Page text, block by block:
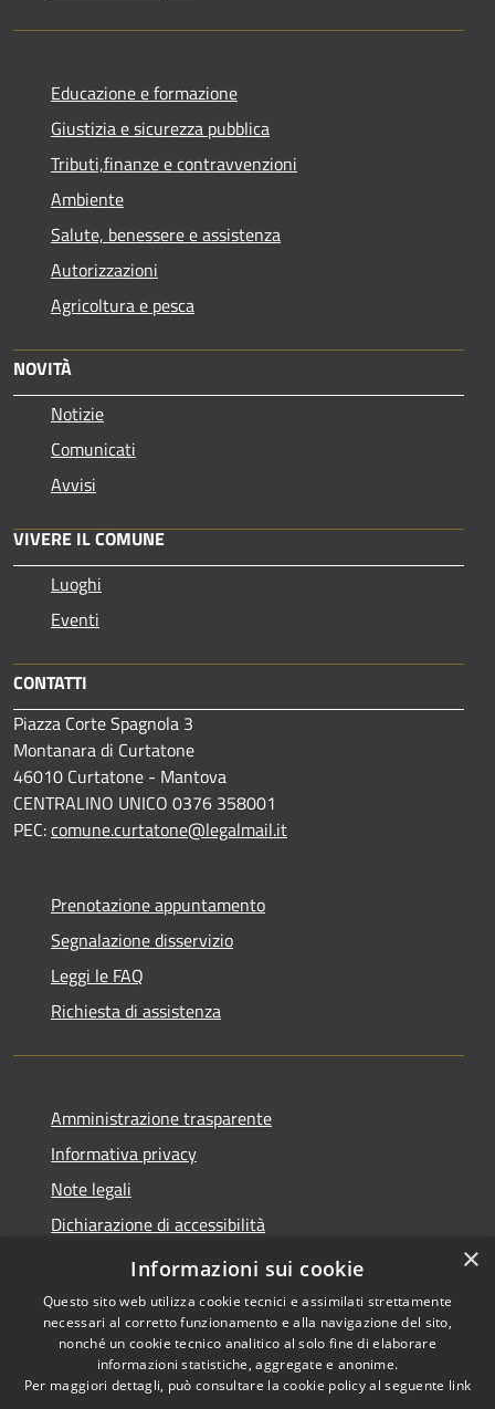
Educazione e formazione
Giustizia e sicurezza pubblica
Tributi,finanze e contravvenzioni
Ambiente
Salute, benessere e assistenza
Autorizzazioni
Agricoltura e pesca
NOVITÀ
Notizie
Comunicati
Avvisi
VIVERE IL COMUNE
Luoghi
Eventi
CONTATTI
Piazza Corte Spagnola 3
Montanara di Curtatone
46010 Curtatone - Mantova
CENTRALINO UNICO 0376 358001
PEC:comune.curtatone@legalmail.it
Prenotazione appuntamento
Segnalazione disservizio
Leggi le FAQ
Richiesta di assistenza
Amministrazione trasparente
Informativa privacy
Note legali
Dichiarazione di accessibilità
Meccanismo di Feedback
Accessibilità
Copyright © 2026 • Comune di
Curtatone • Powered by
×
Informazioni sui cookie
Questo sito web utilizza cookie tecnici e assimilati strettamente
necessari al corretto funzionamento e alla navigazione del sito,
nonché un cookie tecnico analitico al solo fine di elaborare
informazioni statistiche, aggregate e anonime.
Per maggiori dettagli, può consultare la cookie policy al seguente link